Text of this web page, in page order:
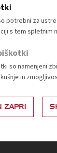
potrebni za
s tem spletnim
so namenjeni
in
ZAPRI